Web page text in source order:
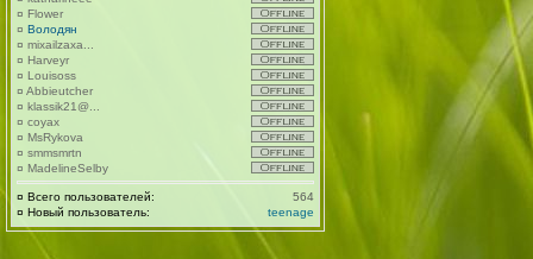
¤ Flower
¤ Володян
¤ mixailzaxa...
¤ Harveyr
¤ Louisoss
¤ Abbieutcher
¤ klassik21@...
¤ coyax
¤ MsRykova
¤ smmsmrtn
¤ MadelineSelby
¤ Всего пользователей:
564
¤ Новый пользователь: teenage